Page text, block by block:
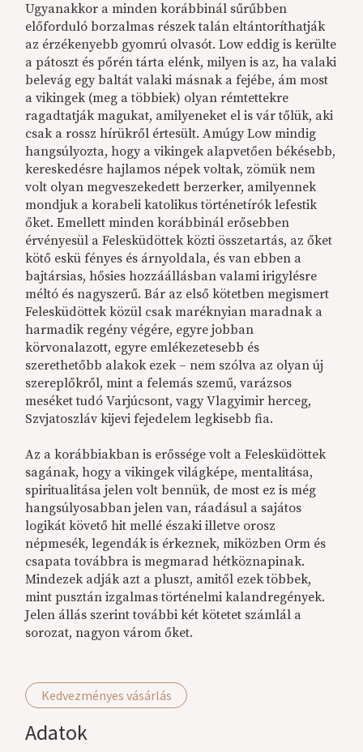
Kedvezményes vásárlás
Adatok
Ugyanakkor a minden korábbinál sűrűbben
előforduló borzalmas részek talán eltántoríthatják
az érzékenyebb gyomrú olvasót. Low eddig is kerülte
a pátoszt és pőrén tárta elénk, milyen is az, ha valaki
belevág egy baltát valaki másnak a fejébe, ám most
a vikingek (meg a többiek) olyan rémtettekre
ragadtatják magukat, amilyeneket el is vár tőlük, aki
csak a rossz hírükről értesült. Amúgy Low mindig
hangsúlyozta, hogy a vikingek alapvetően békésebb,
kereskedésre hajlamos népek voltak, zömük nem
volt olyan megveszekedett berzerker, amilyennek
mondjuk a korabeli katolikus történetírók lefestik
őket. Emellett minden korábbinál erősebben
érvényesül a Felesküdöttek közti összetartás, az őket
kötő eskü fényes és árnyoldala, és van ebben a
bajtársias, hősies hozzáállásban valami irigylésre
méltó és nagyszerű. Bár az első kötetben megismert
Felesküdöttek közül csak maréknyian maradnak a
harmadik regény végére, egyre jobban
körvonalazott, egyre emlékezetesebb és
szerethetőbb alakok ezek – nem szólva az olyan új
szereplőkről, mint a felemás szemű, varázsos
meséket tudó Varjúcsont, vagy Vlagyimir herceg,
Szvjatoszláv kijevi fejedelem legkisebb fia.
Az a korábbiakban is erőssége volt a Felesküdöttek
sagának, hogy a vikingek világképe, mentalitása,
spiritualitása jelen volt bennük, de most ez is még
hangsúlyosabban jelen van, ráadásul a sajátos
logikát követő hit mellé északi illetve orosz
népmesék, legendák is érkeznek, miközben Orm és
csapata továbbra is megmarad hétköznapinak.
Mindezek adják azt a pluszt, amitől ezek többek,
mint pusztán izgalmas történelmi kalandregények.
Jelen állás szerint további két kötetet számlál a
sorozat, nagyon várom őket.